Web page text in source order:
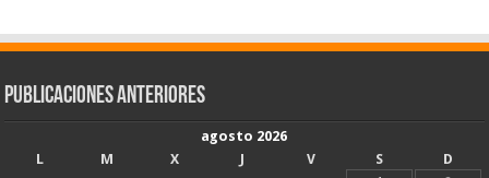
Publicaciones Anteriores
agosto 2026
L
M X J V S
D